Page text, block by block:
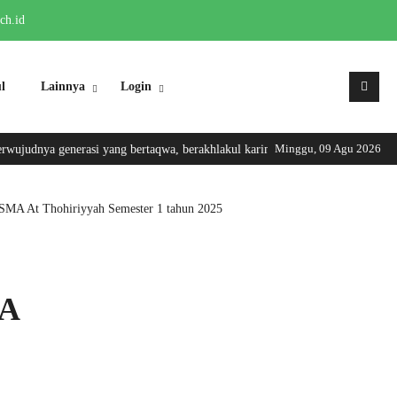
Lainnya Login
Minggu, 09 Agu 2026
yang bertaqwa, berakhlakul karimah, trampil dan berwawasan luas
At Thohiriyyah Semester 1 tahun 2025